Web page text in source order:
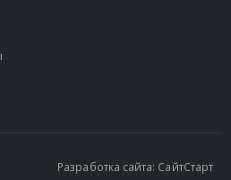
Разработка сайта: СайтСтарт